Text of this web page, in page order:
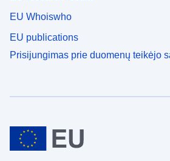
EU Whoiswho
EU publications
Prisijungimas prie duomenų teikėjo